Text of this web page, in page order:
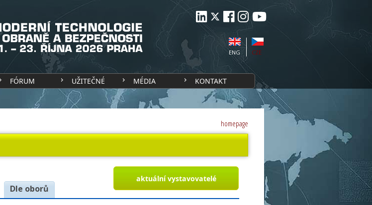
CZE
ENG
FÓRUM UŽITEČNÉ MÉDIA KONTAKT
homepage
aktuální vystavovatelé
Dle oborů